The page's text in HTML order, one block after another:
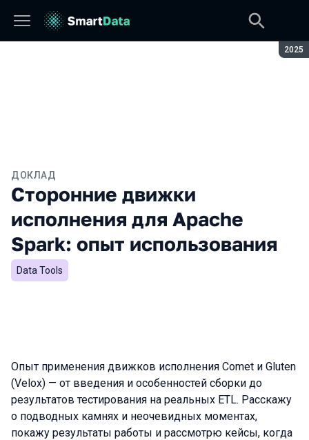
2025
ДОКЛАД
Сторонние движки
исполнения для Apache
Spark: опыт использования
Data Tools
Опыт применения движков исполнения Comet и Gluten
(Velox) — от введения и особенностей сборки до
результатов тестирования на реальных ETL. Расскажу
о подводных камнях и неочевидных моментах,
покажу результаты работы и рассмотрю кейсы, когда